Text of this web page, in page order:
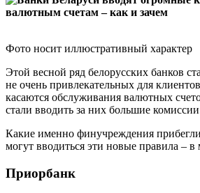
Фото носит иллюстративный характер
Этой весной ряд белорусских банков
не очень привлекательных для
касаются обслуживания валютных
стали вводить за них большие
Какие именно финучреждения
могут вводиться эти новые правила – в
Приорбанк